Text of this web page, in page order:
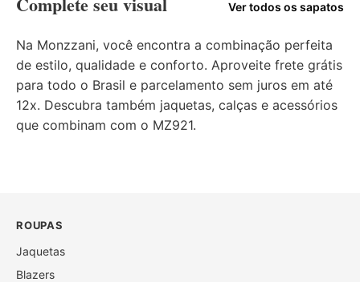
Ver todos os sapatos
Na Monzzani, você encontra a combinação perfeita
de estilo, qualidade e conforto. Aproveite frete grátis
para todo o Brasil e parcelamento sem juros em até
12x. Descubra também jaquetas, calças e acessórios
que combinam com o MZ921.
ROUPAS
Jaquetas
Blazers